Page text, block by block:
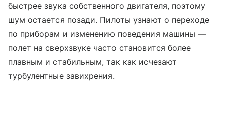
быстрее звука собственного двигателя, поэтому
шум остается позади. Пилоты узнают о переходе
по приборам и изменению поведения машины —
полет на сверхзвуке часто становится более
плавным и стабильным, так как исчезают
турбулентные завихрения.